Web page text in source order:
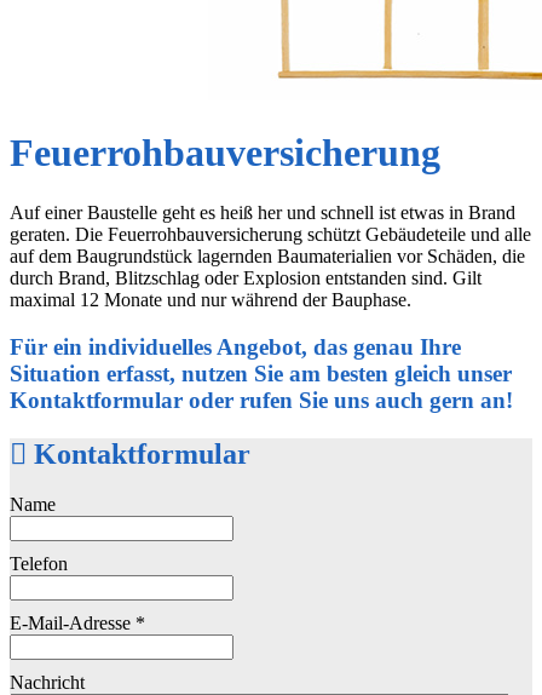
Feuerrohbauversicherung
Auf einer Baustelle geht es heiß her und schnell ist etwas in Brand
geraten. Die Feuerrohbauversicherung schützt Gebäudeteile und alle
auf dem Baugrundstück lagernden Baumaterialien vor Schäden, die
durch Brand, Blitzschlag oder Explosion entstanden sind. Gilt
maximal 12 Monate und nur während der Bauphase.
Für ein individuelles Angebot, das genau Ihre
Situation erfasst, nutzen Sie am besten gleich unser
Kontaktformular oder rufen Sie uns auch gern an!
Kontaktformular
Name
Telefon
E-Mail-Adresse *
Nachricht